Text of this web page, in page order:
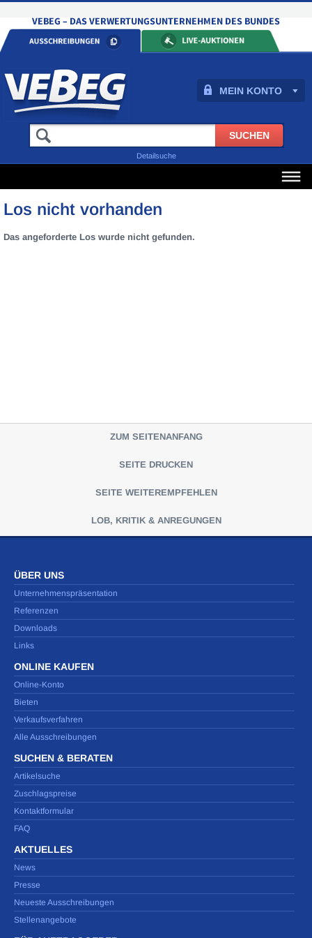
MEIN KONTO
Detailsuche
Los nicht vorhanden
Das angeforderte Los wurde nicht gefunden.
ZUM SEITENANFANG
SEITE DRUCKEN
SEITE WEITEREMPFEHLEN
LOB, KRITIK & ANREGUNGEN
ÜBER UNS
Unternehmenspräsentation
Referenzen
Downloads
Links
ONLINE KAUFEN
Online-Konto
Bieten
Verkaufsverfahren
Alle Ausschreibungen
SUCHEN & BERATEN
Artikelsuche
Zuschlagspreise
Kontaktformular
FAQ
AKTUELLES
News
Presse
Neueste Ausschreibungen
Stellenangebote